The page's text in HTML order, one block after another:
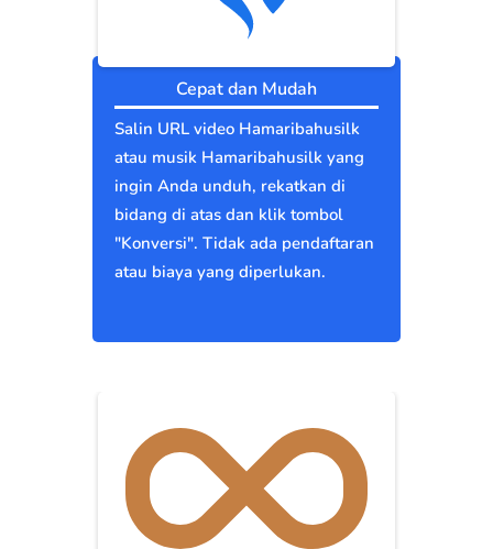
Cepat dan Mudah
Salin URL video Hamaribahusilk
atau musik Hamaribahusilk yang
ingin Anda unduh, rekatkan di
bidang di atas dan klik tombol
"Konversi". Tidak ada pendaftaran
atau biaya yang diperlukan.